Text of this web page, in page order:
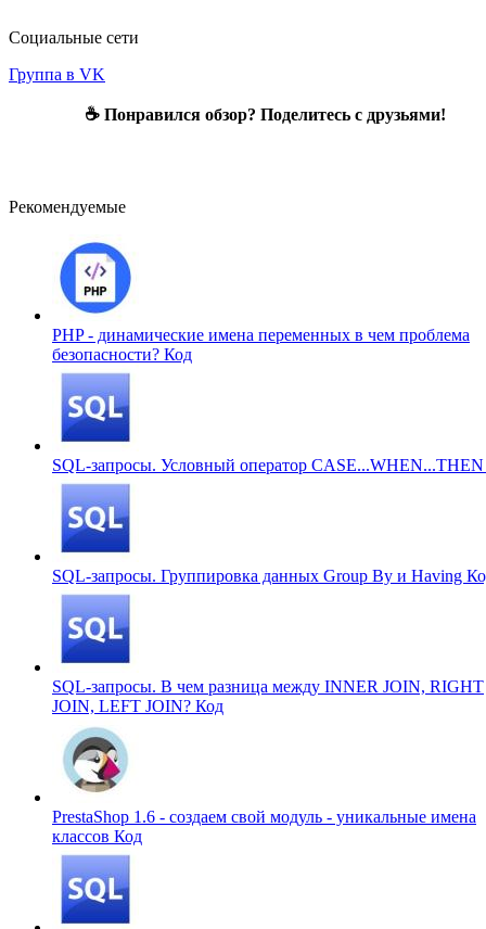
Социальные сети
Группа в VK
☕ Понравился обзор? Поделитесь с друзьями!
Рекомендуемые
PHP - динамические имена переменных в чем проблема
безопасности? Код
SQL-запросы. Условный оператор
SQL-запросы. Группировка данных Group By и Having
SQL-запросы. В чем разница между INNER JOIN, RIGHT
JOIN, LEFT JOIN? Код
PrestaShop 1.6 - создаем свой модуль - уникальные имена
классов Код